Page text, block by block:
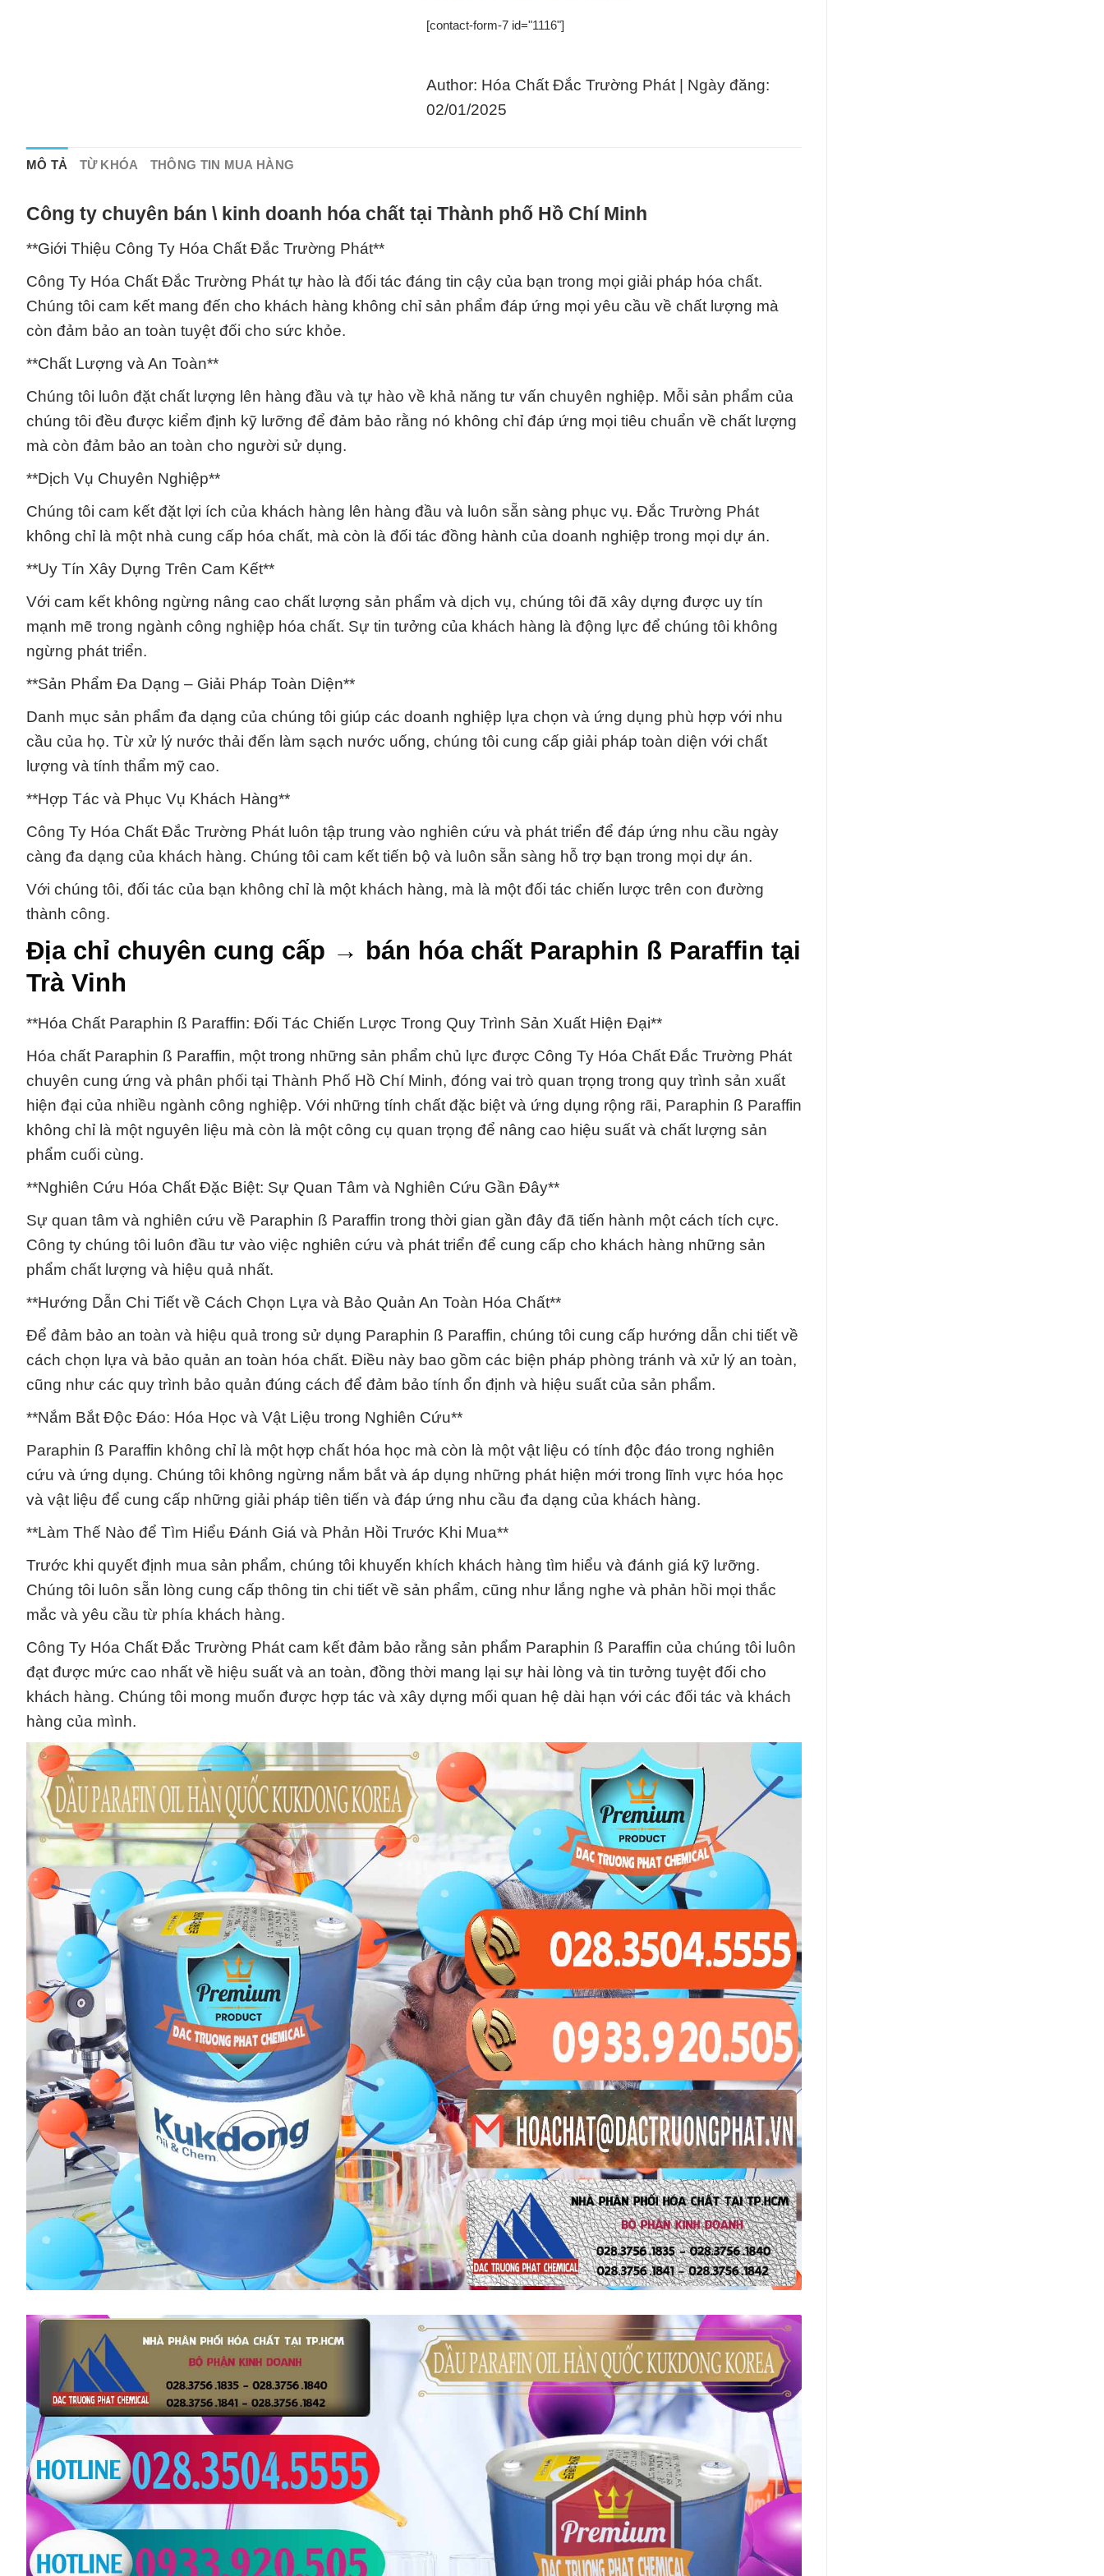
[contact-form-7 id="1116"]
Author: Hóa Chất Đắc Trường Phát | Ngày đăng:
02/01/2025
MÔ TẢ TỪ KHÓA THÔNG TIN MUA HÀNG
Công ty chuyên bán \ kinh doanh hóa chất tại Thành phố Hồ Chí Minh
**Giới Thiệu Công Ty Hóa Chất Đắc Trường Phát**
Công Ty Hóa Chất Đắc Trường Phát tự hào là đối tác đáng tin cậy của bạn trong mọi giải pháp hóa chất.
Chúng tôi cam kết mang đến cho khách hàng không chỉ sản phẩm đáp ứng mọi yêu cầu về chất lượng mà
còn đảm bảo an toàn tuyệt đối cho sức khỏe.
**Chất Lượng và An Toàn**
Chúng tôi luôn đặt chất lượng lên hàng đầu và tự hào về khả năng tư vấn chuyên nghiệp. Mỗi sản phẩm của
chúng tôi đều được kiểm định kỹ lưỡng để đảm bảo rằng nó không chỉ đáp ứng mọi tiêu chuẩn về chất lượng
mà còn đảm bảo an toàn cho người sử dụng.
**Dịch Vụ Chuyên Nghiệp**
Chúng tôi cam kết đặt lợi ích của khách hàng lên hàng đầu và luôn sẵn sàng phục vụ. Đắc Trường Phát
không chỉ là một nhà cung cấp hóa chất, mà còn là đối tác đồng hành của doanh nghiệp trong mọi dự án.
**Uy Tín Xây Dựng Trên Cam Kết**
Với cam kết không ngừng nâng cao chất lượng sản phẩm và dịch vụ, chúng tôi đã xây dựng được uy tín
mạnh mẽ trong ngành công nghiệp hóa chất. Sự tin tưởng của khách hàng là động lực để chúng tôi không
ngừng phát triển.
**Sản Phẩm Đa Dạng – Giải Pháp Toàn Diện**
Danh mục sản phẩm đa dạng của chúng tôi giúp các doanh nghiệp lựa chọn và ứng dụng phù hợp với nhu
cầu của họ. Từ xử lý nước thải đến làm sạch nước uống, chúng tôi cung cấp giải pháp toàn diện với chất
lượng và tính thẩm mỹ cao.
**Hợp Tác và Phục Vụ Khách Hàng**
Công Ty Hóa Chất Đắc Trường Phát luôn tập trung vào nghiên cứu và phát triển để đáp ứng nhu cầu ngày
càng đa dạng của khách hàng. Chúng tôi cam kết tiến bộ và luôn sẵn sàng hỗ trợ bạn trong mọi dự án.
Với chúng tôi, đối tác của bạn không chỉ là một khách hàng, mà là một đối tác chiến lược trên con đường
thành công.
Địa chỉ chuyên cung cấp → bán hóa chất Paraphin ß Paraffin tại
Trà Vinh
**Hóa Chất Paraphin ß Paraffin: Đối Tác Chiến Lược Trong Quy Trình Sản Xuất Hiện Đại**
Hóa chất Paraphin ß Paraffin, một trong những sản phẩm chủ lực được Công Ty Hóa Chất Đắc Trường Phát
chuyên cung ứng và phân phối tại Thành Phố Hồ Chí Minh, đóng vai trò quan trọng trong quy trình sản xuất
hiện đại của nhiều ngành công nghiệp. Với những tính chất đặc biệt và ứng dụng rộng rãi, Paraphin ß Paraffin
không chỉ là một nguyên liệu mà còn là một công cụ quan trọng để nâng cao hiệu suất và chất lượng sản
phẩm cuối cùng.
**Nghiên Cứu Hóa Chất Đặc Biệt: Sự Quan Tâm và Nghiên Cứu Gần Đây**
Sự quan tâm và nghiên cứu về Paraphin ß Paraffin trong thời gian gần đây đã tiến hành một cách tích cực.
Công ty chúng tôi luôn đầu tư vào việc nghiên cứu và phát triển để cung cấp cho khách hàng những sản
phẩm chất lượng và hiệu quả nhất.
**Hướng Dẫn Chi Tiết về Cách Chọn Lựa và Bảo Quản An Toàn Hóa Chất**
Để đảm bảo an toàn và hiệu quả trong sử dụng Paraphin ß Paraffin, chúng tôi cung cấp hướng dẫn chi tiết về
cách chọn lựa và bảo quản an toàn hóa chất. Điều này bao gồm các biện pháp phòng tránh và xử lý an toàn,
cũng như các quy trình bảo quản đúng cách để đảm bảo tính ổn định và hiệu suất của sản phẩm.
**Nắm Bắt Độc Đáo: Hóa Học và Vật Liệu trong Nghiên Cứu**
Paraphin ß Paraffin không chỉ là một hợp chất hóa học mà còn là một vật liệu có tính độc đáo trong nghiên
cứu và ứng dụng. Chúng tôi không ngừng nắm bắt và áp dụng những phát hiện mới trong lĩnh vực hóa học
và vật liệu để cung cấp những giải pháp tiên tiến và đáp ứng nhu cầu đa dạng của khách hàng.
**Làm Thế Nào để Tìm Hiểu Đánh Giá và Phản Hồi Trước Khi Mua**
Trước khi quyết định mua sản phẩm, chúng tôi khuyến khích khách hàng tìm hiểu và đánh giá kỹ lưỡng.
Chúng tôi luôn sẵn lòng cung cấp thông tin chi tiết về sản phẩm, cũng như lắng nghe và phản hồi mọi thắc
mắc và yêu cầu từ phía khách hàng.
Công Ty Hóa Chất Đắc Trường Phát cam kết đảm bảo rằng sản phẩm Paraphin ß Paraffin của chúng tôi luôn
đạt được mức cao nhất về hiệu suất và an toàn, đồng thời mang lại sự hài lòng và tin tưởng tuyệt đối cho
khách hàng. Chúng tôi mong muốn được hợp tác và xây dựng mối quan hệ dài hạn với các đối tác và khách
hàng của mình.